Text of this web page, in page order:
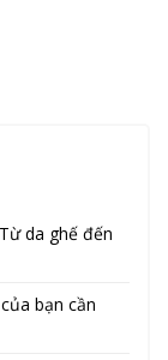
da ghế đến
bạn cần